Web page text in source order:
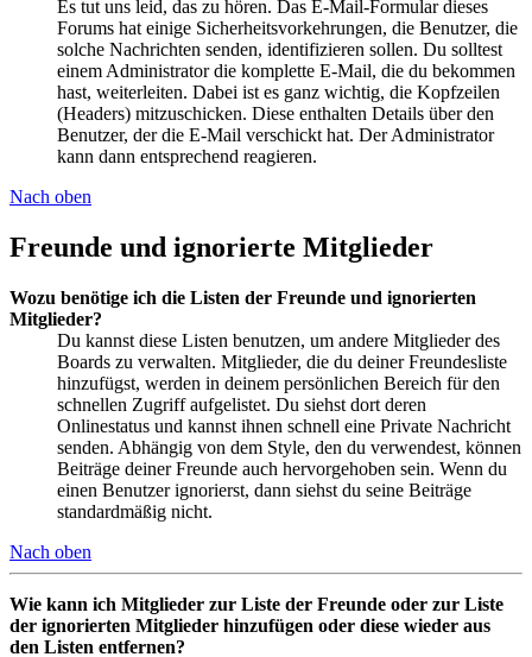
Es tut uns leid, das zu hören. Das E-Mail-Formular dieses
Forums hat einige Sicherheitsvorkehrungen, die Benutzer, die
solche Nachrichten senden, identifizieren sollen. Du solltest
einem Administrator die komplette E-Mail, die du bekommen
hast, weiterleiten. Dabei ist es ganz wichtig, die Kopfzeilen
(Headers) mitzuschicken. Diese enthalten Details über den
Benutzer, der die E-Mail verschickt hat. Der Administrator
kann dann entsprechend reagieren.
Nach oben
Freunde und ignorierte Mitglieder
Wozu benötige ich die Listen der Freunde und ignorierten
Mitglieder?
Du kannst diese Listen benutzen, um andere Mitglieder des
Boards zu verwalten. Mitglieder, die du deiner Freundesliste
hinzufügst, werden in deinem persönlichen Bereich für den
schnellen Zugriff aufgelistet. Du siehst dort deren
Onlinestatus und kannst ihnen schnell eine Private Nachricht
senden. Abhängig von dem Style, den du verwendest, können
Beiträge deiner Freunde auch hervorgehoben sein. Wenn du
einen Benutzer ignorierst, dann siehst du seine Beiträge
standardmäßig nicht.
Nach oben
Wie kann ich Mitglieder zur Liste der Freunde oder zur Liste
der ignorierten Mitglieder hinzufügen oder diese wieder aus
den Listen entfernen?